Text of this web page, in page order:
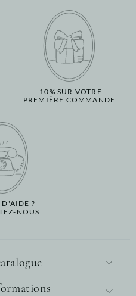
-10% SUR VOTRE
PREMIÈRE COMMANDE
D'AIDE ?
NOUS